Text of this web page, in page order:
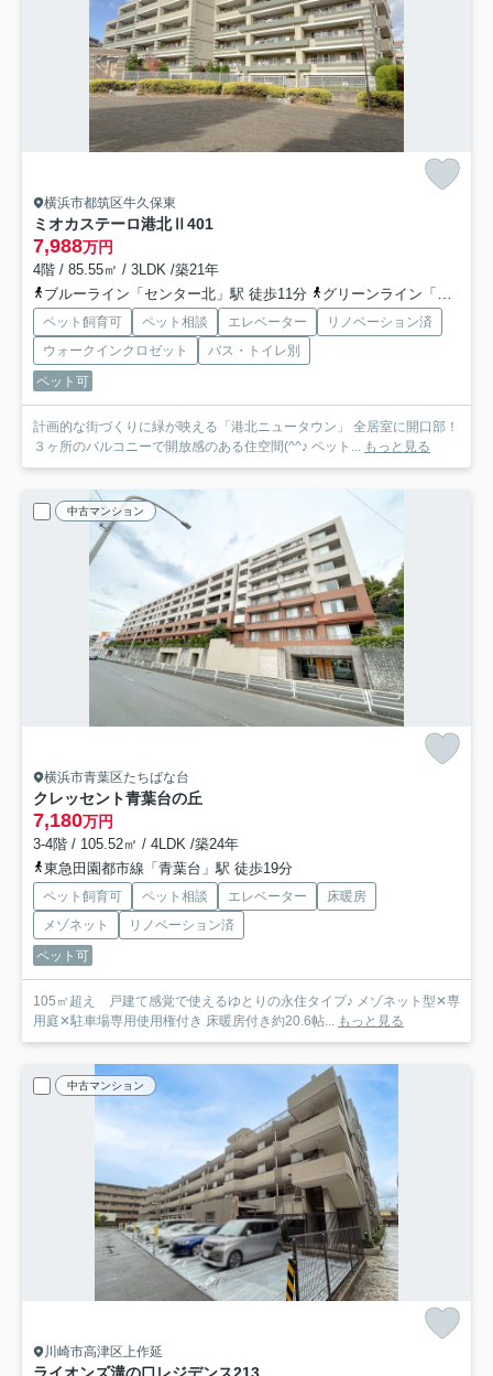
横浜市都筑区牛久保東
ミオカステーロ港北Ⅱ 401
7,988万円
4階 / 85.55㎡ / 3LDK /築21年
ブルーライン「センター北」駅 徒歩11分
グリーンライン「北山田」駅 徒歩21分
ペット飼育可 ペット相談 エレベーター
リノベーション済
ウォークインクロゼット
バス・トイレ別
ペット可
計画的な街づくりに緑が映える「港北ニュータウン」 全居室に開口部！
３ヶ所のバルコニーで開放感のある住空間(^^♪ ペット... もっと見る
中古マンション
横浜市青葉区たちばな台
クレッセント青葉台の丘
7,180万円
3-4階 / 105.52㎡ / 4LDK /築24年
東急田園都市線「青葉台」駅 徒歩19分
ペット飼育可 ペット相談 エレベーター
床暖房
メゾネット
リノベーション済
ペット可
105㎡超え 戸建て感覚で使えるゆとりの永住タイプ♪ メゾネット型✕専
用庭✕駐車場専用使用権付き 床暖房付き約20.6帖... もっと見る
中古マンション
川崎市高津区上作延